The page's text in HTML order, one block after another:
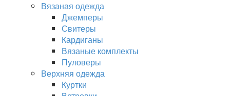
Вязаная одежда
Джемперы
Свитеры
Кардиганы
Вязаные комплекты
Пуловеры
Верхняя одежда
Куртки